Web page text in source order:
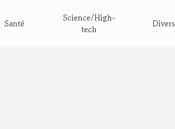
Santé
Science/High-
tech
Divers